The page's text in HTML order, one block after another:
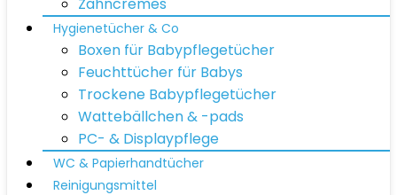
Hygienetücher & Co
Boxen für Babypflegetücher
Feuchttücher für Babys
Trockene Babypflegetücher
Wattebällchen & -pads
PC- & Displaypflege
WC & Papierhandtücher
Reinigungsmittel